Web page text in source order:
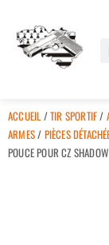
ACCUEIL /TIR SPORTIF/
ARMES/ PIÈCES
POUCE POUR CZ